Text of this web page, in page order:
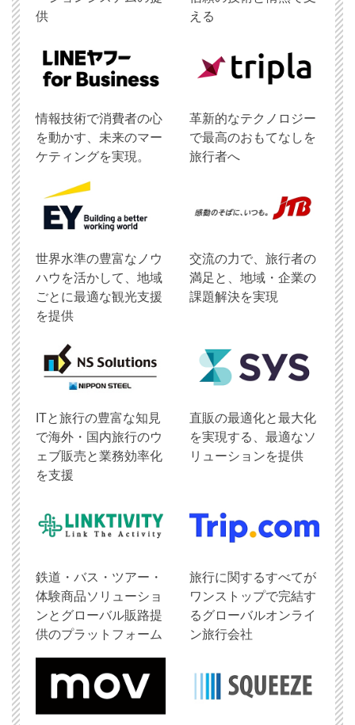
供
える
情報技術で消費者の心
を動かす、未来のマー
ケティングを実現。
革新的なテクノロジー
で最高のおもてなしを
旅行者へ
世界水準の豊富なノウ
ハウを活かして、地域
ごとに最適な観光支援
を提供
交流の力で、旅行者の
満足と、地域・企業の
課題解決を実現
ITと旅行の豊富な知見
で海外・国内旅行のウ
ェブ販売と業務効率化
を支援
直販の最適化と最大化
を実現する、最適なソ
リューションを提供
鉄道・バス・ツアー・
体験商品ソリューショ
ンとグローバル販路提
供のプラットフォーム
旅行に関するすべてが
ワンストップで完結す
るグローバルオンライ
ン旅行会社